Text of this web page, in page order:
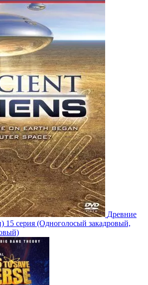
Древние
15 серия (Одноголосый закадровый,